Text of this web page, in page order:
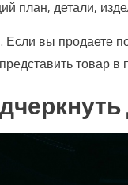
план, детали,
вы продаете
товар в